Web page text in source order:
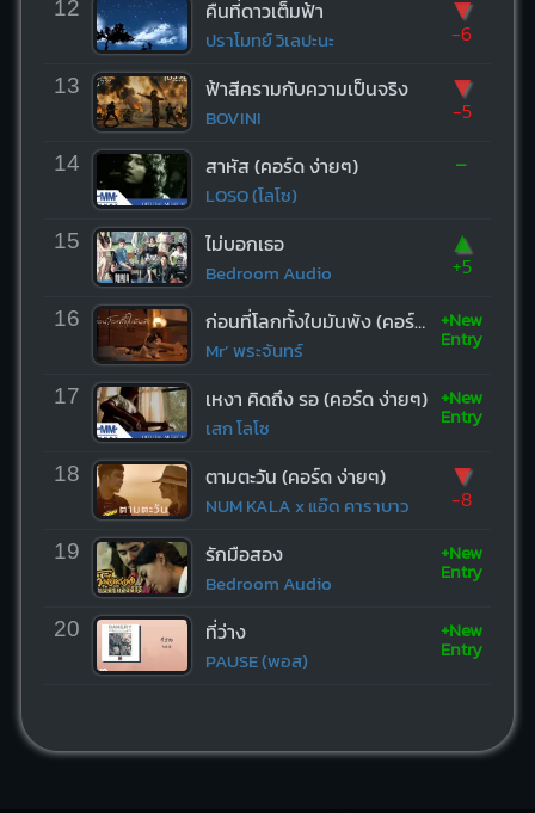
12 คืนที่ดาวเต็มฟ้า
ปราโมทย์ วิเลปะนะ
▼
-6
13 ฟ้าสีครามกับความเป็นจริง
BOVINI
▼
-5
14 สาหัส (คอร์ด ง่ายๆ)
LOSO (โลโซ)
-
15 ไม่บอกเธอ
Bedroom Audio
▲
+5
16 ก่อนที่โลกทั้งใบมันพัง (คอร์ด ง่ายๆ)
Mr’ พระจันทร์
+New
Entry
17 เหงา คิดถึง รอ (คอร์ด ง่ายๆ)
เสก โลโซ
+New
Entry
18 ตามตะวัน (คอร์ด ง่ายๆ)
NUM KALA x แอ๊ด คาราบาว
▼
-8
19 รักมือสอง
Bedroom Audio
+New
Entry
20 ที่ว่าง
PAUSE (พอส)
+New
Entry